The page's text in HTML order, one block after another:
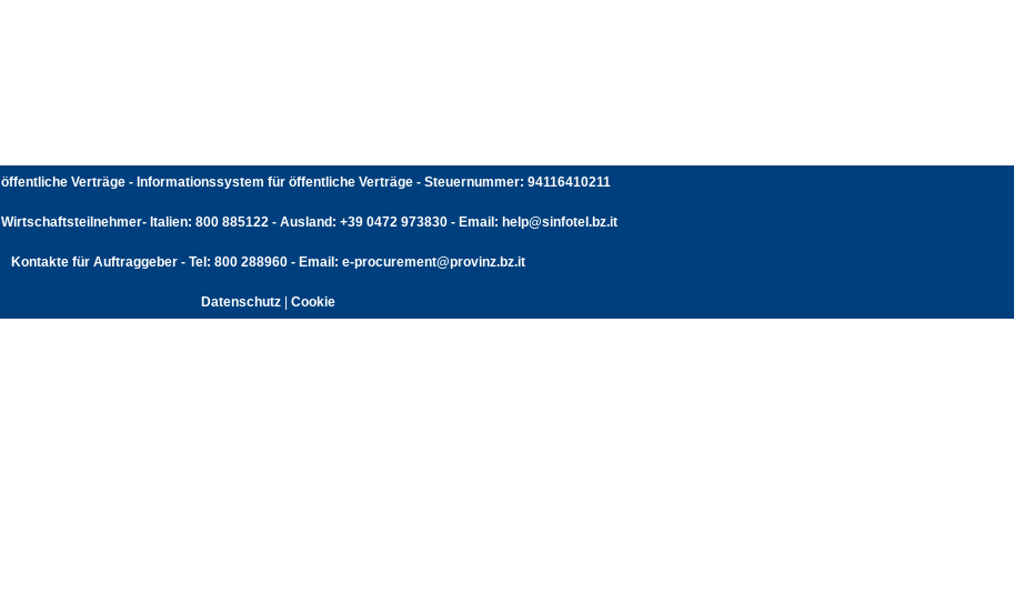
Verträge - Informationssystem für öffentliche Verträge - Steuernummer: 94116410211
Italien: 800 885122 - Ausland: +39 0472 973830 - Email: help@sinfotel.bz.it
Kontakte für Auftraggeber - Tel: 800 288960 - Email: e-procurement@provinz.bz.it
Datenschutz| Cookie